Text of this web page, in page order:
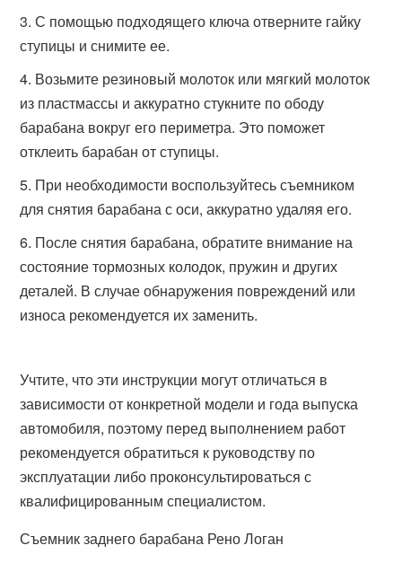
С помощью подходящего ключа отверните гайку
ступицы и снимите ее.
Возьмите резиновый молоток или мягкий молоток
из пластмассы и аккуратно стукните по ободу
барабана вокруг его периметра. Это поможет
отклеить барабан от ступицы.
При необходимости воспользуйтесь съемником
для снятия барабана с оси, аккуратно удаляя его.
После снятия барабана, обратите внимание на
состояние тормозных колодок, пружин и других
деталей. В случае обнаружения повреждений или
износа рекомендуется их заменить.
Учтите, что эти инструкции могут отличаться в
зависимости от конкретной модели и года выпуска
автомобиля, поэтому перед выполнением работ
рекомендуется обратиться к руководству по
эксплуатации либо проконсультироваться с
квалифицированным специалистом.
Съемник заднего барабана Рено Логан